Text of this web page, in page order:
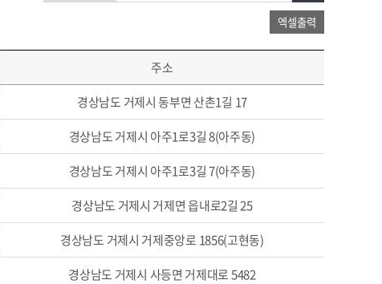
주소
경상남도 거제시 동부면 산촌1길 17
경상남도 거제시 아주1로3길 8(아주동)
경상남도 거제시 아주1로3길 7(아주동)
경상남도 거제시 거제면 읍내로2길 25
경상남도 거제시 거제중앙로 1856(고현동)
경상남도 거제시 사등면 거제대로 5482